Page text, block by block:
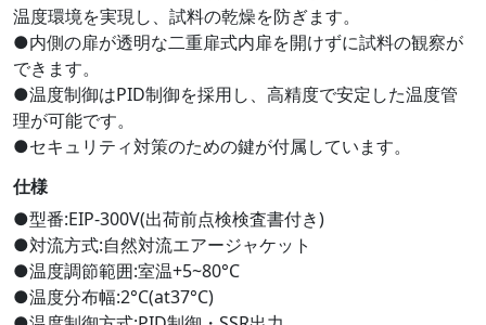
温度環境を実現し、試料の乾燥を防ぎます。
●内側の扉が透明な二重扉式内扉を開けずに試料の観察が
できます。
●温度制御はPID制御を採用し、高精度で安定した温度管
理が可能です。
●セキュリティ対策のための鍵が付属しています。
仕様
●型番:EIP-300V(出荷前点検検査書付き)
●対流方式:自然対流エアージャケット
●温度調節範囲:室温+5~80°C
●温度分布幅:2°C(at37°C)